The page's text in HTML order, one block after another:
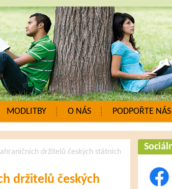
MODLITBY O NÁS PODPOŘTE NÁS
držitelů českých státních
držitelů českých